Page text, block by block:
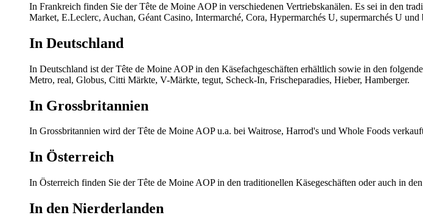
In Frankreich finden Sie der Tête de Moine AOP in verschiedenen Vertriebskanälen. Es sei in den
Market, E.Leclerc, Auchan, Géant Casino, Intermarché, Cora, Hypermarchés U, supermarchés U
In Deutschland
In Deutschland ist der Tête de Moine AOP in den Käsefachgeschäften erhältlich sowie in den
Metro, real, Globus, Citti Märkte, V-Märkte, tegut, Scheck-In, Frischeparadies, Hieber, Hamberger.
In Grossbritannien
In Grossbritannien wird der Tête de Moine AOP u.a. bei Waitrose, Harrod's und Whole Foods
In Österreich
In Österreich finden Sie der Tête de Moine AOP in den traditionellen Käsegeschäften oder auch in
In den Nierderlanden